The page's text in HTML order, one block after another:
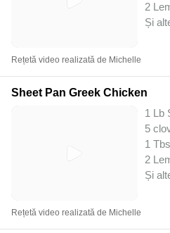
2
Și
Rețetă video realizată de Michelle
Sheet Pan Greek Chicken
1 Lb
5
1
2
Și
Rețetă video realizată de Michelle